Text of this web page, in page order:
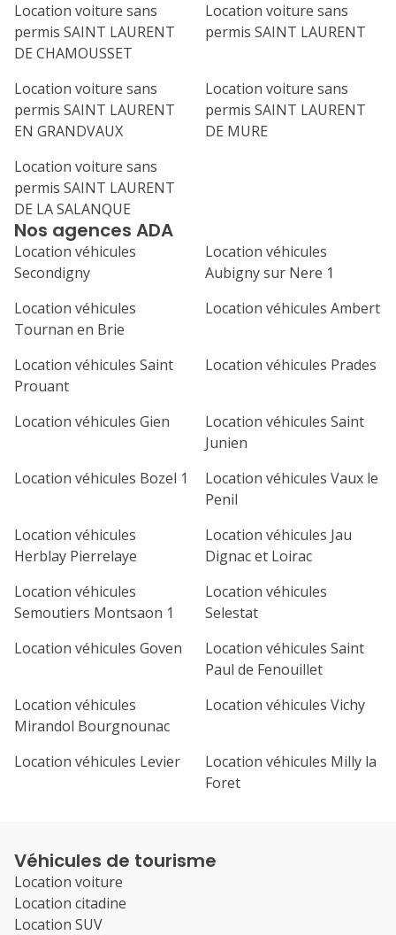
Nos agences ADA
Location véhicules
Secondigny
Location véhicules
Aubigny sur Nere 1
Location véhicules
Tournan en Brie
Location véhicules Ambert
Location véhicules Saint
Prouant
Location véhicules Prades
Location véhicules Gien
Location véhicules Saint
Junien
Location véhicules Bozel 1
Location véhicules Vaux le
Penil
Location véhicules
Herblay Pierrelaye
Location véhicules Jau
Dignac et Loirac
Location véhicules
Semoutiers Montsaon 1
Location véhicules
Selestat
Location véhicules Goven
Location véhicules Saint
Paul de Fenouillet
Location véhicules
Mirandol Bourgnounac
Location véhicules Vichy
Location véhicules Levier
Location véhicules Milly la
Foret
Location voiture sans
permis SAINT LAURENT
DE CHAMOUSSET
Location voiture sans
permis SAINT LAURENT
Location voiture sans
permis SAINT LAURENT
EN GRANDVAUX
Location voiture sans
permis SAINT LAURENT
DE MURE
Location voiture sans
permis SAINT LAURENT
DE LA SALANQUE
Véhicules de tourisme
Location voiture
Location citadine
Location SUV